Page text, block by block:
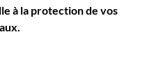
à la protection de vos